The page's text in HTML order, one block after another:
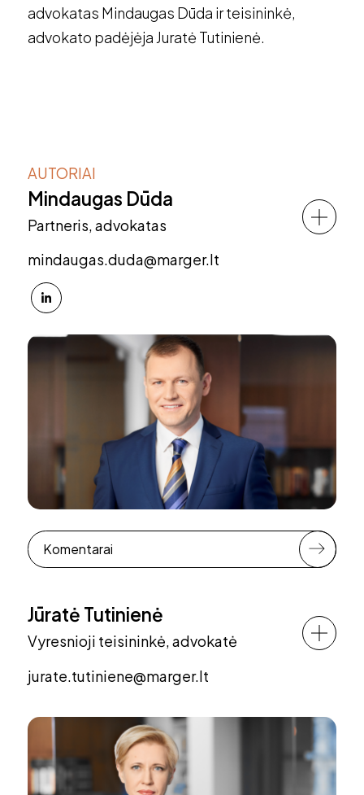
advokatas Mindaugas Dūda ir teisininkė,
advokato padėjėja Juratė Tutinienė.
AUTORIAI
Komentarai
Mindaugas Dūda
Partneris, advokatas
mindaugas.duda@marger.lt
Jūratė Tutinienė
Vyresnioji teisininkė, advokatė
jurate.tutiniene@marger.lt